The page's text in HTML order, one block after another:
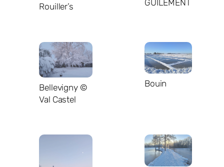
Rouiller’s GUILEMENT
Bellevigny ©
Val Castel
Bouin